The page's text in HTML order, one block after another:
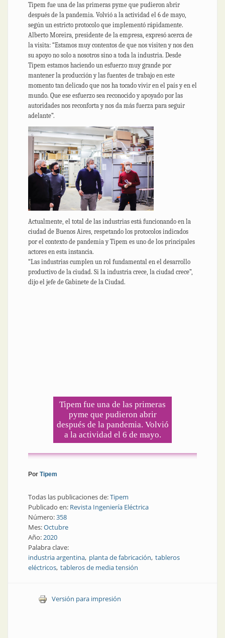
Tipem fue una de las primeras pyme que pudieron abrir
después de la pandemia. Volvió a la actividad el 6 de mayo,
según un estricto protocolo que implementó rápidamente.
Alberto Moreira, presidente de la empresa, expresó acerca de
la visita: “Estamos muy contentos de que nos visiten y nos den
su apoyo no solo a nosotros sino a toda la industria. Desde
Tipem estamos haciendo un esfuerzo muy grande por
mantener la producción y las fuentes de trabajo en este
momento tan delicado que nos ha tocado vivir en el país y en el
mundo. Que ese esfuerzo sea reconocido y apoyado por las
autoridades nos reconforta y nos da más fuerza para seguir
adelante”.
Actualmente, el total de las industrias está funcionando en la
ciudad de Buenos Aires, respetando los protocolos indicados
por el contexto de pandemia y Tipem es uno de los principales
actores en esta instancia.
“Las industrias cumplen un rol fundamental en el desarrollo
productivo de la ciudad. Si la industria crece, la ciudad crece”,
dijo el jefe de Gabinete de la Ciudad.
Tipem fue una de las primeras
pyme que pudieron abrir
después de la pandemia. Volvió
a la actividad el 6 de mayo.
Por Tipem
Todas las publicaciones de:Tipem
Publicado en: Revista Ingeniería Eléctrica
Número:358
Mes:Octubre
Año:2020
Palabra clave:
industria argentina planta de fabricación tableros
eléctricos tableros de media tensión
Versión para impresión